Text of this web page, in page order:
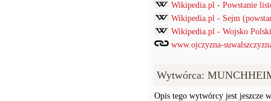
Wikipedia.pl - Powstanie
Wikipedia.pl - Sejm
Wikipedia.pl - Wojsko
www.ojczyzna-
Wytwórca:
Opis tego wytwórcy jest jeszcze